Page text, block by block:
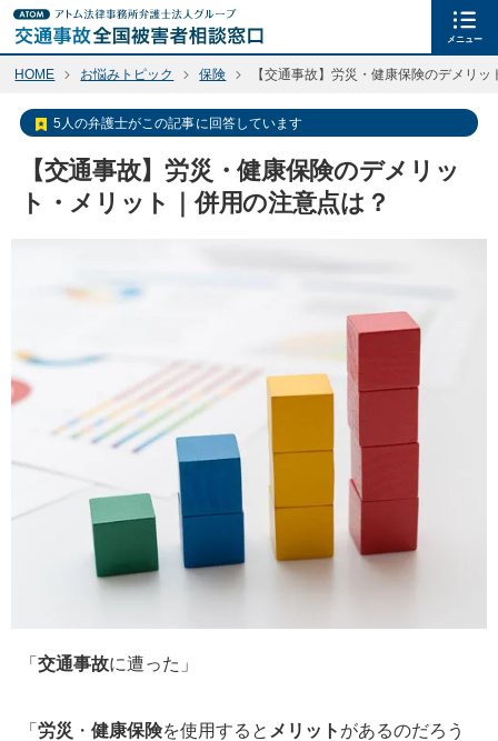
メニュー
HOME お悩みトピック 保険 【交通事故】労災・健康保険のデメリ
5人の弁護士がこの記事に回答しています
【交通事故】労災・健康保険のデメリッ
ト・メリット｜併用の注意点は？
「 交通事故に遭った」
「 労災 ・ 健康保険を使用すると メリット があるのだろう